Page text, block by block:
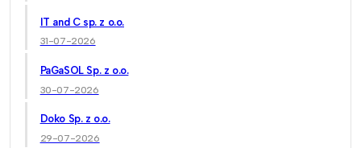
IT and C sp. z o.o.
31-07-2026
PaGaSOL Sp. z o.o.
30-07-2026
Doko Sp. z o.o.
29-07-2026